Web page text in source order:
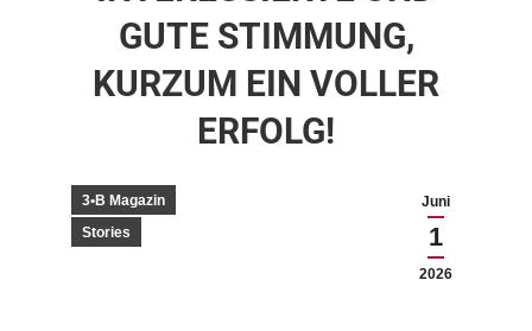
GUTE STIMMUNG,
KURZUM EIN VOLLER
ERFOLG!
Juni
1
2026
3•B Magazin
Stories